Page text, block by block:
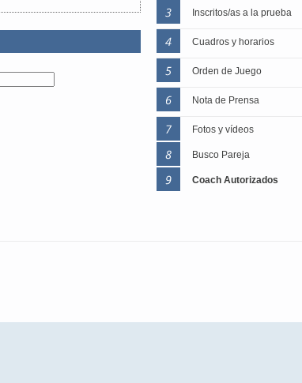
Inscritos/as a la prueba
Cuadros y horarios
Orden de Juego
Nota de Prensa
Fotos y vídeos
Busco Pareja
Coach Autorizados